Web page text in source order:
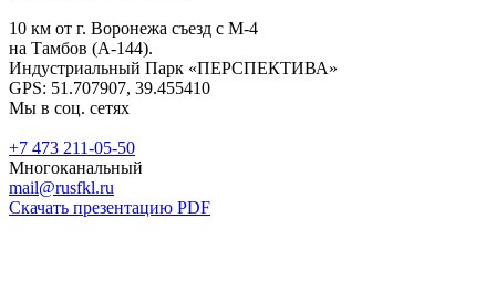
10 км от г. Воронежа съезд с М-4
на Тамбов (А-144).
Индустриальный Парк «ПЕРСПЕКТИВА»
GPS: 51.707907, 39.455410
Мы в соц. сетях
+7 473 211-05-50
Многоканальный
mail@rusfkl.ru
Скачать презентацию PDF